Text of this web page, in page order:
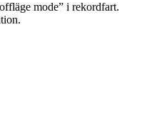
mode” i rekordfart.